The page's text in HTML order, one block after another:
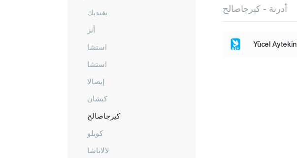
بغنديك
أنز
استشا
استشا
إبصالا
كيشان
كيرجاصالح
كوبلو
لالاباشا
أدرنة - كيرجاصالح
Yücel Aytekin